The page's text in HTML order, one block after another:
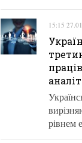
15:15
рівнем